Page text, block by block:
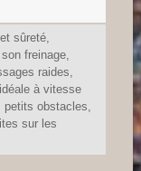
sûreté,
freinage,
raides,
à vitesse
petits obstacles,
sur les